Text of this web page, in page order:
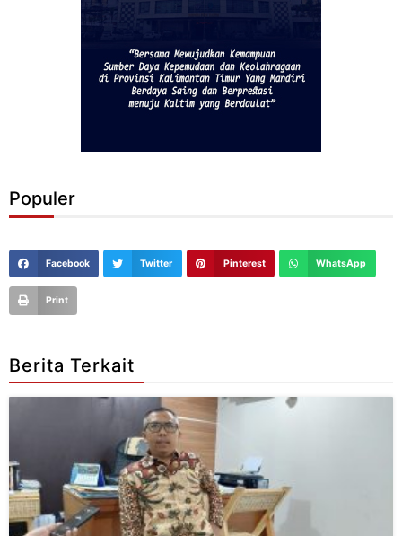
Populer
Facebook Twitter Pinterest WhatsApp
Print
Berita Terkait